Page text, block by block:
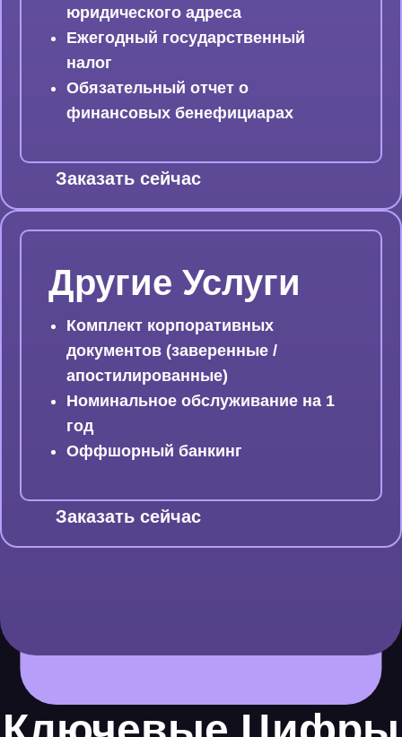
юридического адреса
Ежегодный государственный
налог
Обязательный отчет о
финансовых бенефициарах
Заказать сейчас
Другие Услуги
Комплект корпоративных
документов (заверенные /
апостилированные)
Номинальное обслуживание на 1
год
Оффшорный банкинг
Заказать сейчас